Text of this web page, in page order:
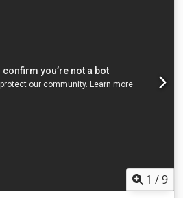
1 /9